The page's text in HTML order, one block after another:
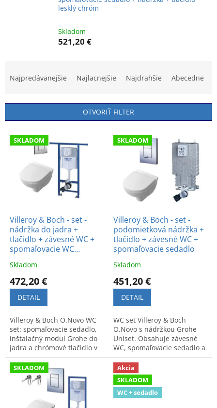
lesklý chróm
Skladom
521,20 €
n
i
o
Najpredávanejšie Najlacnejšie Najdrahšie Abecedne
OTVORIŤ FILTER
V
d
o
SKLADOM
Villeroy & Boch - set -
nádržka do jadra +
tlačidlo + závesné WC +
spomaľovacie WC
Skladom
472,20 €
DETAIL
Villeroy & Boch O.Novo WC
set: spomaľovacie sedadlo,
inštalačný modul Grohe do
jadra a chrómové tlačidlo v
cene. Kvalitné riešenie pre
vašu kúpeľňu.
SKLADOM
Villeroy & Boch - set -
podomietková nádržka +
tlačidlo + závesné WC +
spomaľovacie sedadlo
Skladom
451,20 €
DETAIL
WC set Villeroy & Boch
O.Novo s nádržkou Grohe
Uniset. Obsahuje závesné
WC, spomaľovacie sedadlo a
chrómové tlačidlo. Kvalitné a
moderné vybavenie kúpeľne.
SKLADOM
Akcia
SKLADOM
WC + sedadlo